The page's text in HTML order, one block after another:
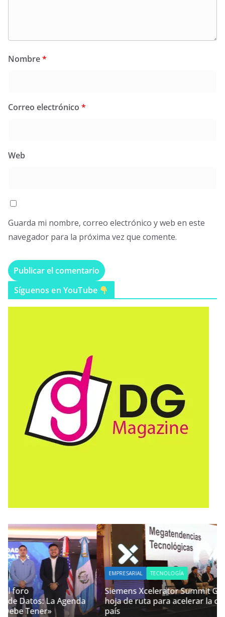
Nombre*
Correo electrónico *
Web
Guarda mi nombre, correo electrónico y web en este
navegador para la próxima vez que comente.
Síguenos en YouTube
EMPRESARIAL TECNOLOGÍA
Siemens Xcelerator Summit Guatemala, impulsa
hoja de ruta para acelerar la competitividad del
país